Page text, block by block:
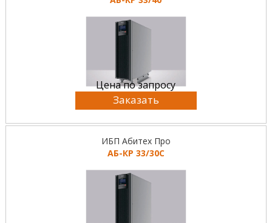
Цена по запросу
Заказать
ИБП Абитех Про
АБ-КР 33/30С